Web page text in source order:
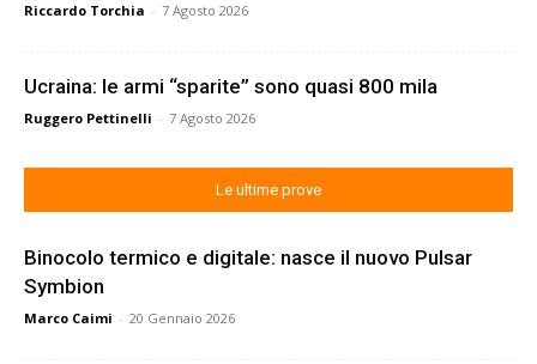
Riccardo Torchia - 7 Agosto 2026
Ucraina: le armi “sparite” sono quasi 800 mila
Ruggero Pettinelli - 7 Agosto 2026
Le ultime prove
Binocolo termico e digitale: nasce il nuovo Pulsar
Symbion
Marco Caimi - 20 Gennaio 2026